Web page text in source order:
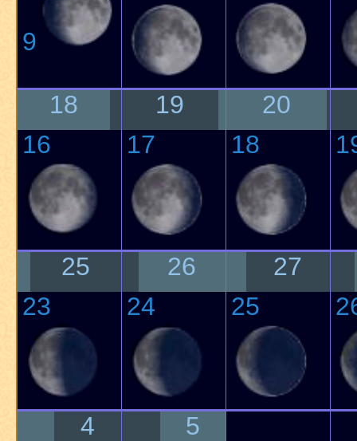
9
18
16
19
17
20
18
25
23
26
24
27
25
4
5